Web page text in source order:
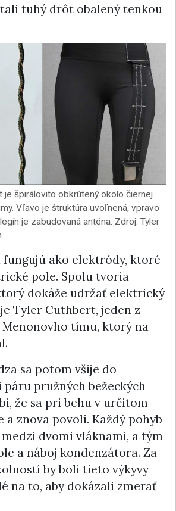
tuhý drôt obalený tenkou
je špirálovito obkrútený okolo čiernej
Vľavo je štruktúra uvoľnená, vpravo
je zabudovaná anténa. Zdroj: Tyler
fungujú ako elektródy, ktoré
pole. Spolu tvoria
dokáže udržať elektrický
Tyler Cuthbert, jeden z
tímu, ktorý na
sa potom všije do
páru pružných bežeckých
že sa pri behu v určitom
znova povolí. Každý pohyb
dvomi vláknami, a tým
a náboj kondenzátora. Za
by boli tieto výkyvy
na to, aby dokázali zmerať